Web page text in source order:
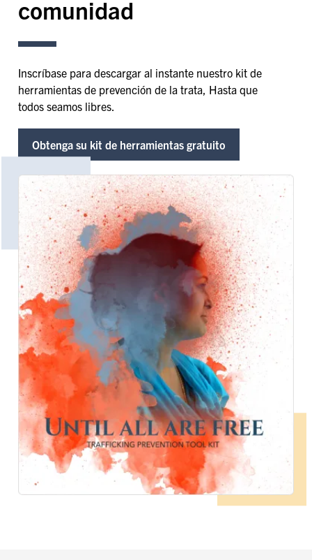
comunidad
Inscríbase para descargar al instante nuestro kit de
herramientas de prevención de la trata, Hasta que
todos seamos libres.
Obtenga su kit de herramientas gratuito